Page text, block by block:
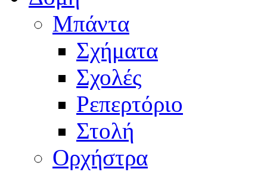
Μπάντα
Σχήματα
Σχολές
Ρεπερτόριο
Στολή
Ορχήστρα